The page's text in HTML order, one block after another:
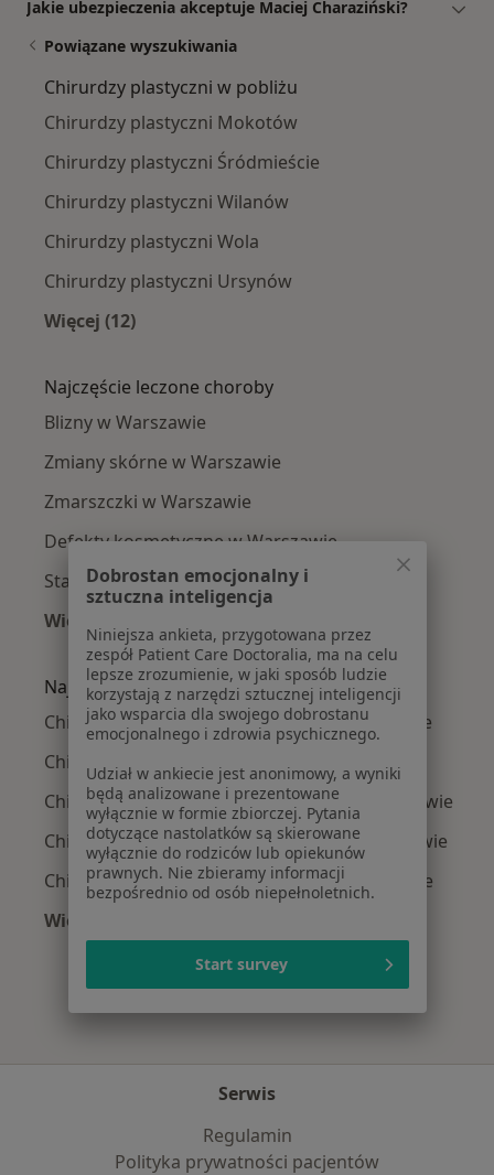
Jakie ubezpieczenia akceptuje Maciej Charaziński?
Powiązane wyszukiwania
Chirurdzy plastyczni w pobliżu
Chirurdzy plastyczni Mokotów
Chirurdzy plastyczni Śródmieście
Chirurdzy plastyczni Wilanów
Chirurdzy plastyczni Wola
Chirurdzy plastyczni Ursynów
Więcej (12)
Najczęście leczone choroby
Blizny w Warszawie
Zmiany skórne w Warszawie
Zmarszczki w Warszawie
Defekty kosmetyczne w Warszawie
Starzenie się skóry w Warszawie
Więcej (15)
Więcej w kategorii: Najczęście leczone
Najpopularniejsze ubezpieczenia
Chirurdzy plastyczni z Medicover w Warszawie
Chirurdzy plastyczni z Allianz w Warszawie
Chirurdzy plastyczni z INTER Polska w Warszawie
Chirurdzy plastyczni z Signal Iduna w Warszawie
Chirurdzy plastyczni z Compensa w Warszawie
Więcej (3)
Więcej w kategorii: Najpopularniejsze
Serwis
Regulamin
Polityka prywatności pacjentów
Dobrostan emocjonalny i
sztuczna inteligencja
Niniejsza ankieta, przygotowana przez
zespół Patient Care Doctoralia, ma na celu
lepsze zrozumienie, w jaki sposób ludzie
korzystają z narzędzi sztucznej inteligencji
jako wsparcia dla swojego dobrostanu
emocjonalnego i zdrowia psychicznego.
Udział w ankiecie jest anonimowy, a wyniki
będą analizowane i prezentowane
wyłącznie w formie zbiorczej. Pytania
dotyczące nastolatków są skierowane
wyłącznie do rodziców lub opiekunów
prawnych. Nie zbieramy informacji
bezpośrednio od osób niepełnoletnich.
Start survey